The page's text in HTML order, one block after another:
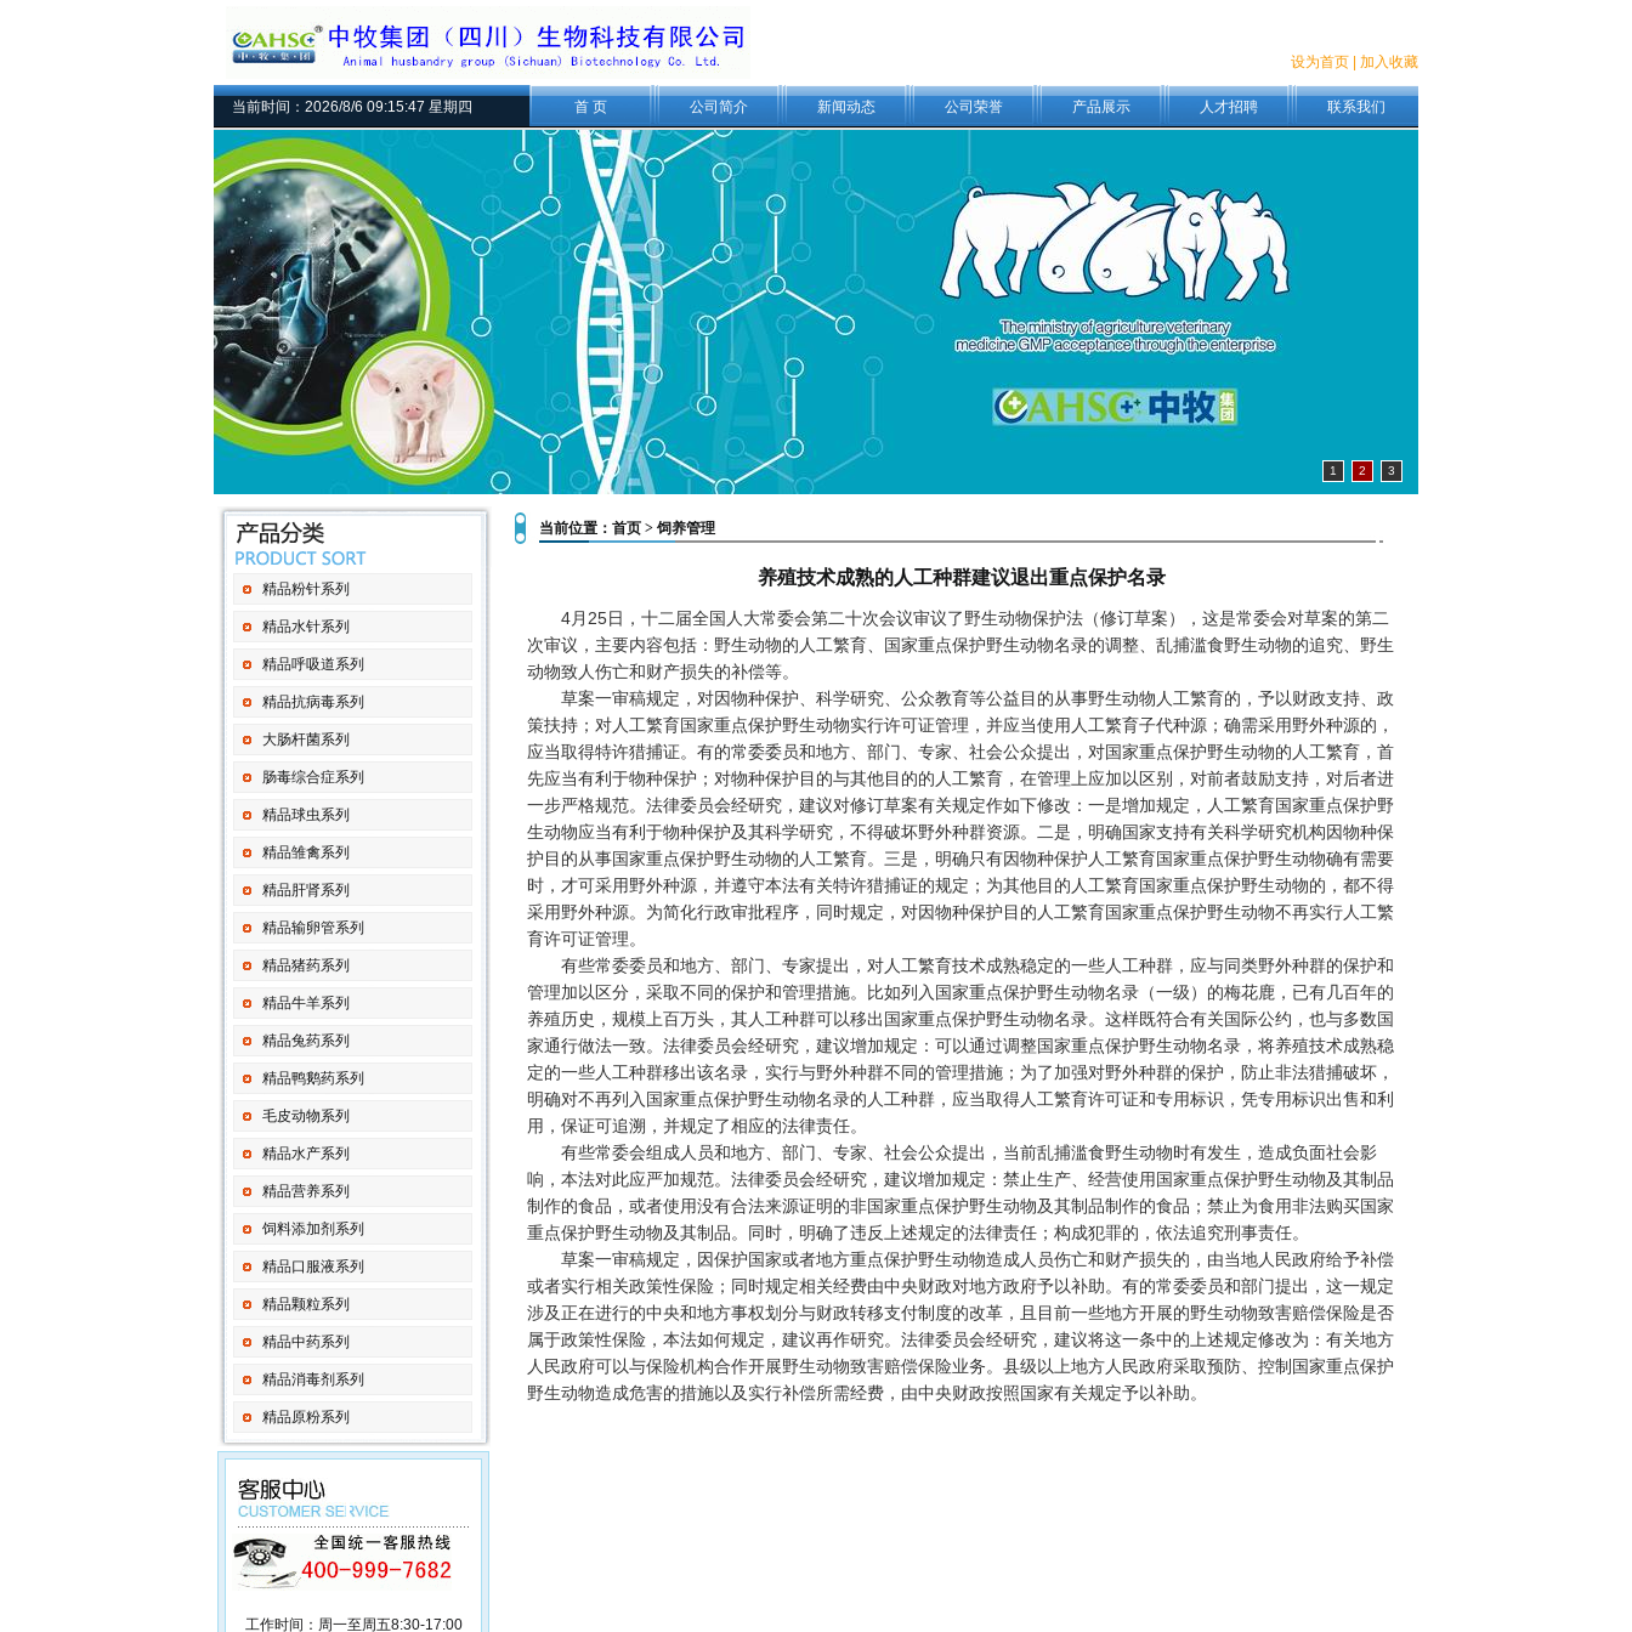
设为首页 加入收藏
当前时间：2026/8/6 09:15:47 星期四 首 页 公司简介 新闻动态 公司荣誉 产品展示 人才招聘 联系我们
1 2 3
精品粉针系列
精品水针系列
精品呼吸道系列
精品抗病毒系列
大肠杆菌系列
肠毒综合症系列
精品球虫系列
精品雏禽系列
精品肝肾系列
精品输卵管系列
精品猪药系列
精品牛羊系列
精品兔药系列
精品鸭鹅药系列
毛皮动物系列
精品水产系列
精品营养系列
饲料添加剂系列
精品口服液系列
精品颗粒系列
精品中药系列
精品消毒剂系列
精品原粉系列
工作时间：周一至周五8:30-17:00
当前位置： 首页 > 饲养管理
养殖技术成熟的人工种群建议退出重点保护名录
4月25日，十二届全国人大常委会第二十次会议审议了野生动物保护法（修订草案），这是常委会对草案的第二
次审议，主要内容包括：野生动物的人工繁育、国家重点保护野生动物名录的调整、乱捕滥食野生动物的追究、野生
动物致人伤亡和财产损失的补偿等。
草案一审稿规定，对因物种保护、科学研究、公众教育等公益目的从事野生动物人工繁育的，予以财政支持、政
策扶持；对人工繁育国家重点保护野生动物实行许可证管理，并应当使用人工繁育子代种源；确需采用野外种源的，
应当取得特许猎捕证。有的常委委员和地方、部门、专家、社会公众提出，对国家重点保护野生动物的人工繁育，首
先应当有利于物种保护；对物种保护目的与其他目的的人工繁育，在管理上应加以区别，对前者鼓励支持，对后者进
一步严格规范。法律委员会经研究，建议对修订草案有关规定作如下修改：一是增加规定，人工繁育国家重点保护野
生动物应当有利于物种保护及其科学研究，不得破坏野外种群资源。二是，明确国家支持有关科学研究机构因物种保
护目的从事国家重点保护野生动物的人工繁育。三是，明确只有因物种保护人工繁育国家重点保护野生动物确有需要
时，才可采用野外种源，并遵守本法有关特许猎捕证的规定；为其他目的人工繁育国家重点保护野生动物的，都不得
采用野外种源。为简化行政审批程序，同时规定，对因物种保护目的人工繁育国家重点保护野生动物不再实行人工繁
育许可证管理。
有些常委委员和地方、部门、专家提出，对人工繁育技术成熟稳定的一些人工种群，应与同类野外种群的保护和
管理加以区分，采取不同的保护和管理措施。比如列入国家重点保护野生动物名录（一级）的梅花鹿，已有几百年的
养殖历史，规模上百万头，其人工种群可以移出国家重点保护野生动物名录。这样既符合有关国际公约，也与多数国
家通行做法一致。法律委员会经研究，建议增加规定：可以通过调整国家重点保护野生动物名录，将养殖技术成熟稳
定的一些人工种群移出该名录，实行与野外种群不同的管理措施；为了加强对野外种群的保护，防止非法猎捕破坏，
明确对不再列入国家重点保护野生动物名录的人工种群，应当取得人工繁育许可证和专用标识，凭专用标识出售和利
用，保证可追溯，并规定了相应的法律责任。
有些常委会组成人员和地方、部门、专家、社会公众提出，当前乱捕滥食野生动物时有发生，造成负面社会影
响，本法对此应严加规范。法律委员会经研究，建议增加规定：禁止生产、经营使用国家重点保护野生动物及其制品
制作的食品，或者使用没有合法来源证明的非国家重点保护野生动物及其制品制作的食品；禁止为食用非法购买国家
重点保护野生动物及其制品。同时，明确了违反上述规定的法律责任；构成犯罪的，依法追究刑事责任。
草案一审稿规定，因保护国家或者地方重点保护野生动物造成人员伤亡和财产损失的，由当地人民政府给予补偿
或者实行相关政策性保险；同时规定相关经费由中央财政对地方政府予以补助。有的常委委员和部门提出，这一规定
涉及正在进行的中央和地方事权划分与财政转移支付制度的改革，且目前一些地方开展的野生动物致害赔偿保险是否
属于政策性保险，本法如何规定，建议再作研究。法律委员会经研究，建议将这一条中的上述规定修改为：有关地方
人民政府可以与保险机构合作开展野生动物致害赔偿保险业务。县级以上地方人民政府采取预防、控制国家重点保护
野生动物造成危害的措施以及实行补偿所需经费，由中央财政按照国家有关规定予以补助。